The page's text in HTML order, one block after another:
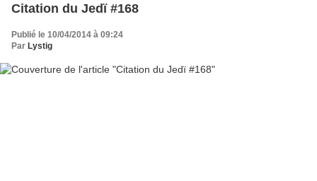
Citation du Jedï #168
Publié le 10/04/2014 à 09:24
Par Lystig